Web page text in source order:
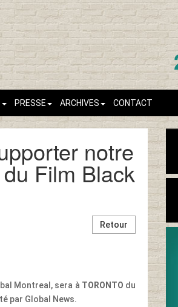
PRESSE ARCHIVES CONTACT
notre
Film Black
Retour
Montreal, sera à TORONTO du
par Global News.